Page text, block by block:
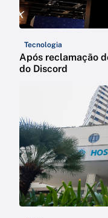
Tecnologia
Após reclamação
do Discord